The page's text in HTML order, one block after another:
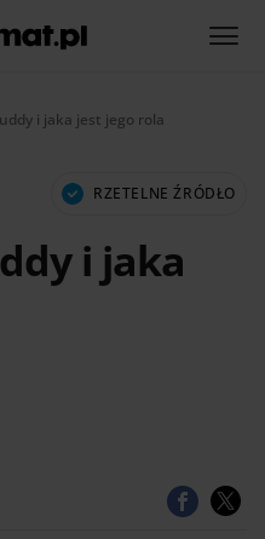
i jaka jest jego rola
RZETELNE ŹRÓDŁO
i jaka